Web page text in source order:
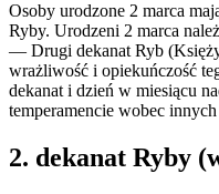
Osoby urodzone 2 marca
Ryby. Urodzeni 2 marca
— Drugi dekanat Ryb
wrażliwość i opiekuńczość
dekanat i dzień w miesiącu
temperamencie wobec
2. dekanat Ryby